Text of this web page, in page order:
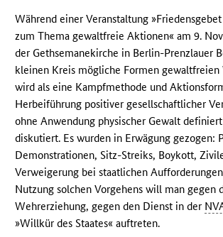
Während einer Veranstaltung
zum Thema gewaltfreie Aktionen« am 9.
der Gethsemanekirche in Berlin-Prenzlauer
kleinen Kreis mögliche Formen gewaltfreien
wird als eine Kampfmethode und
Herbeiführung positiver gesellschaftlicher
ohne Anwendung physischer Gewalt
diskutiert. Es wurden in Erwägung gezogen:
Demonstrationen, Sitz-Streiks, Boykott,
Verweigerung bei staatlichen
Nutzung solchen Vorgehens will man gegen
Wehrerziehung, gegen den Dienst in der
»Willkür des Staates« auftreten.